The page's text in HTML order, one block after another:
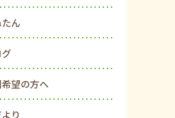
ん
望の方へ
り